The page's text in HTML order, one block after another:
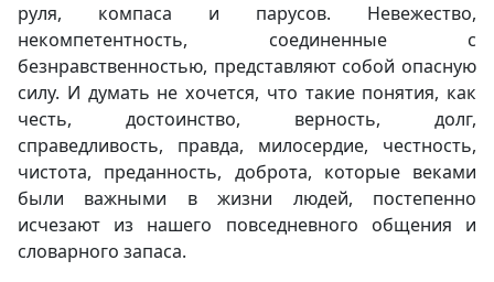
руля, компаса и парусов. Невежество,
некомпетентность, соединенные с
безнравственностью, представляют собой опасную
силу. И думать не хочется, что такие понятия, как
честь, достоинство, верность, долг,
справедливость, правда, милосердие, честность,
чистота, преданность, доброта, которые веками
были важными в жизни людей, постепенно
исчезают из нашего повседневного общения и
словарного запаса.